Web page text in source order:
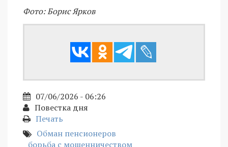
Фото: Борис Ярков
07/06/2026 - 06:26
Повестка дня
Печать
Обман пенсионеров
борьба с мошенничеством